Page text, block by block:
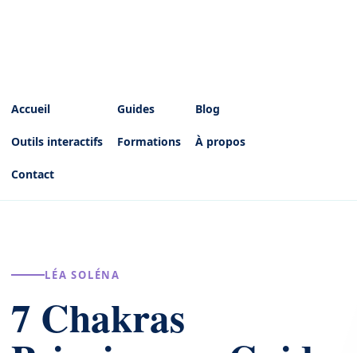
Accueil Guides Blog
Outils interactifs Formations À propos
Contact
LÉA SOLÉNA
7 Chakras